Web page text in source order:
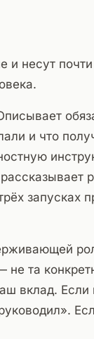
и несут
и что
запусках
не та
вклад. Если